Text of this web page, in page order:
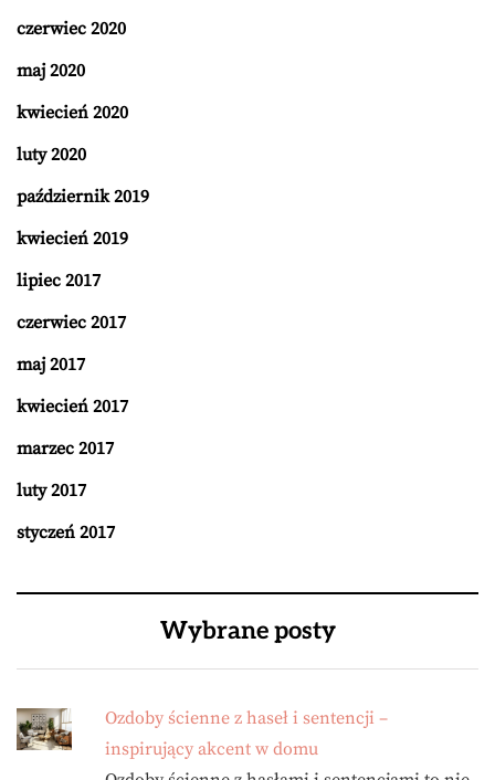
czerwiec 2020
maj 2020
kwiecień 2020
luty 2020
październik 2019
kwiecień 2019
lipiec 2017
czerwiec 2017
maj 2017
kwiecień 2017
marzec 2017
luty 2017
styczeń 2017
Wybrane posty
Ozdoby ścienne z haseł i sentencji –
inspirujący akcent w domu